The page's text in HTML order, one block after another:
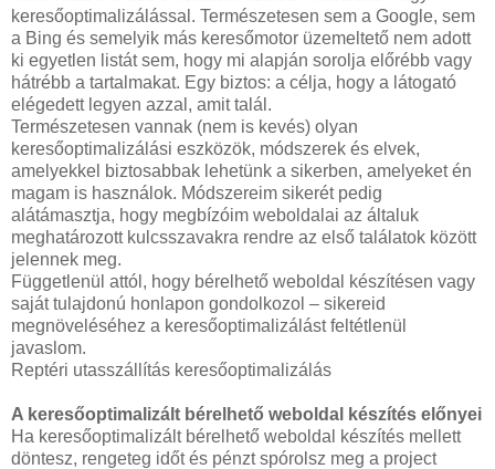
keresőoptimalizálással. Természetesen sem a Google, sem
a Bing és semelyik más keresőmotor üzemeltető nem adott
ki egyetlen listát sem, hogy mi alapján sorolja előrébb vagy
hátrébb a tartalmakat. Egy biztos: a célja, hogy a látogató
elégedett legyen azzal, amit talál.
Természetesen vannak (nem is kevés) olyan
keresőoptimalizálási eszközök, módszerek és elvek,
amelyekkel biztosabbak lehetünk a sikerben, amelyeket én
magam is használok. Módszereim sikerét pedig
alátámasztja, hogy megbízóim weboldalai az általuk
meghatározott kulcsszavakra rendre az első találatok között
jelennek meg.
Függetlenül attól, hogy bérelhető weboldal készítésen vagy
saját tulajdonú honlapon gondolkozol – sikereid
megnöveléséhez a keresőoptimalizálást feltétlenül
javaslom.
Reptéri utasszállítás keresőoptimalizálás
A keresőoptimalizált bérelhető weboldal készítés előnyei
Ha keresőoptimalizált bérelhető weboldal készítés mellett
döntesz, rengeteg időt és pénzt spórolsz meg a project